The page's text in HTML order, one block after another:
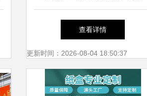
盟代理的全面解析
查看详情
更新时间：2026-08-04 18:50:37